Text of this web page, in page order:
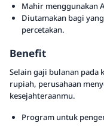
Mahir menggunakan
Diutamakan bagi
percetakan.
Benefit
Selain gaji bulanan pada
rupiah, perusahaan
kesejahteraanmu.
Program untuk